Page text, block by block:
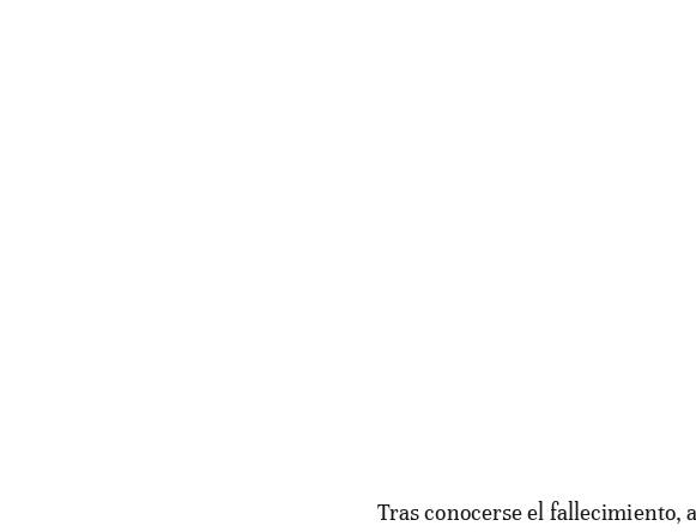
Tras conocerse el fallecimiento,